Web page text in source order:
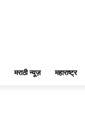
मराठी न्यूज़ महाराष्ट्र